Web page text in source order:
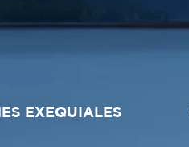
EXEQUIALES